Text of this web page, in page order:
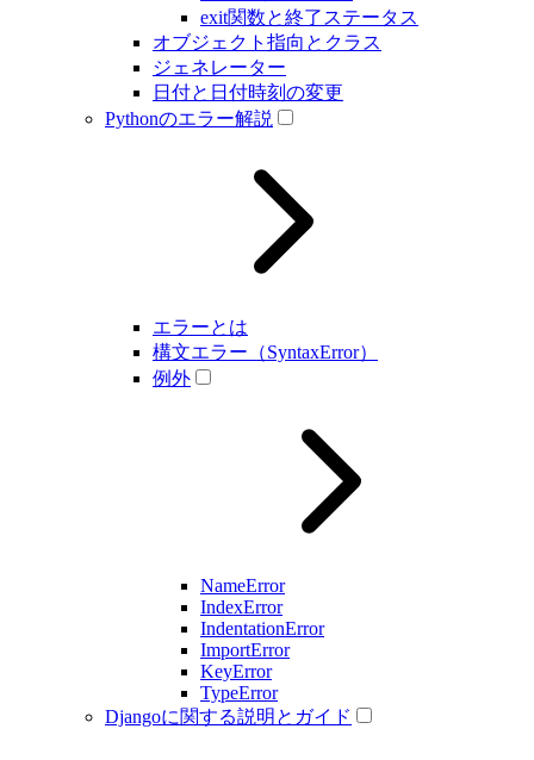
exit関数と終了ステータス
オブジェクト指向とクラス
ジェネレーター
日付と日付時刻の変更
Pythonのエラー解説
エラーとは
構文エラー（SyntaxError）
例外
NameError
IndexError
IndentationError
ImportError
KeyError
TypeError
Djangoに関する説明とガイド